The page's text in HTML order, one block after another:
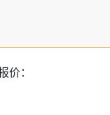
价：